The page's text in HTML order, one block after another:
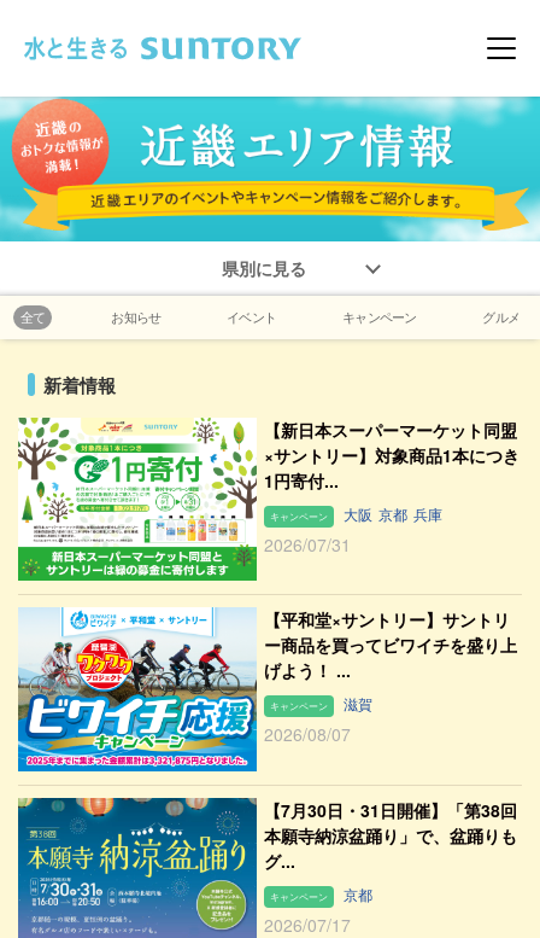
メ
県別に見る
全て お知らせ イベント キャンペーン グルメ
新着情報
【新日本スーパーマーケット同盟
×サントリー】対象商品1本につき
1円寄付...
キャンペーン 大阪 京都 兵庫
2026/07/31
【平和堂×サントリー】サントリ
ー商品を買ってビワイチを盛り上
げよう！ ...
キャンペーン 滋賀
2026/08/07
【7月30日・31日開催】「第38回
本願寺納涼盆踊り」で、盆踊りも
グ...
キャンペーン 京都
2026/07/17